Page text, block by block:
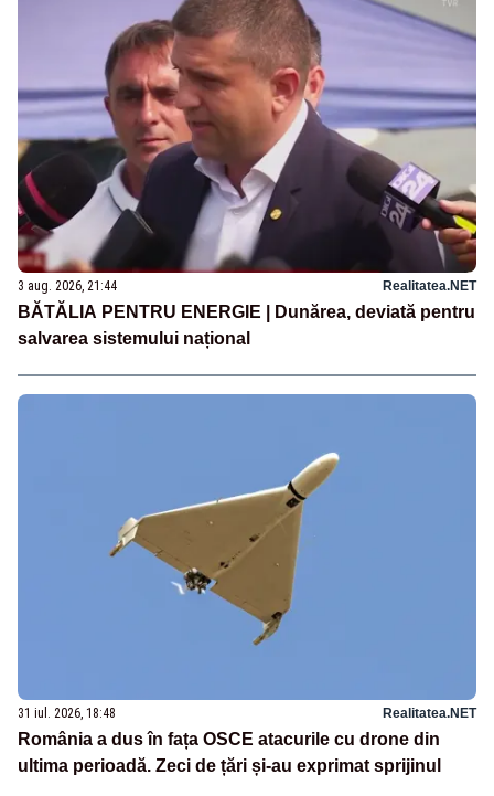
3 aug. 2026, 21:44 Realitatea.NET
BĂTĂLIA PENTRU ENERGIE | Dunărea, deviată pentru
salvarea sistemului național
31 iul. 2026, 18:48 Realitatea.NET
România a dus în fața OSCE atacurile cu drone din
ultima perioadă. Zeci de țări și-au exprimat sprijinul